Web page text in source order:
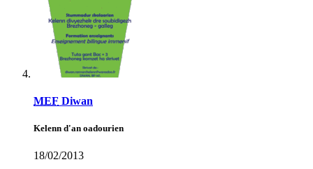
MEF Diwan
Kelenn d'an oadourien
18/02/2013